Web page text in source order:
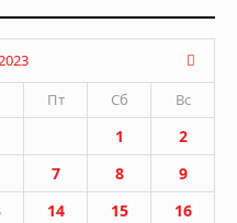
Пт Сб Вс
1
2
7 8
9
14 15
16